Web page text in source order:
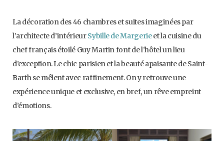
La décoration des 46 chambres et suites imaginées par
l’architecte d’intérieurSybille de Margerieet la cuisine du
chef français étoilé Guy Martin font de l’hôtel un lieu
d’exception. Le chic parisien et la beauté apaisante de Saint-
Barth se mêlent avec raffinement. On y retrouve une
expérience unique et exclusive, en bref, un rêve empreint
d’émotions.